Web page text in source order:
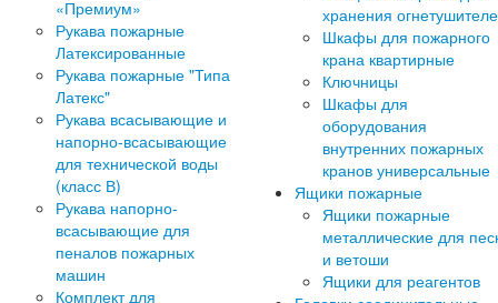
«Премиум»
Рукава пожарные
Латексированные
Рукава пожарные "Типа
Латекс"
Рукава всасывающие и
напорно-всасывающие
для технической воды
(класс В)
Рукава напорно-
всасывающие для
пеналов пожарных
машин
Комплект для
хранения
Шкафы для пожарного
крана квартирные
Ключницы
Шкафы для
оборудования
внутренних пожарных
кранов универсальные
Ящики пожарные
Ящики пожарные
металлические для
и ветоши
Ящики для реагентов